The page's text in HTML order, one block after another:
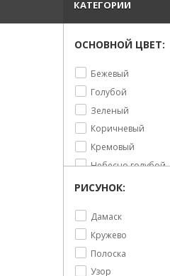
КАТЕГОРИИ
ОСНОВНОЙ ЦВЕТ:
Бежевый
Голубой
Зеленый
Коричневый
Кремовый
Небесно голубой
Персиковый
Светло-голубой
Светло-коричневый
Сливовый
РИСУНОК:
Дамаск
Кружево
Полоска
Узор